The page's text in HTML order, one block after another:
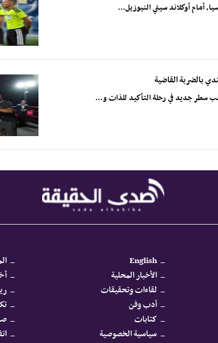
أمام أوكلاند سيتي النيوزيل...
بالضربة القاضية
سطر جديد في رحلة التأكيد للذات و...
English
الأخبار المحلية
لقاءات وتحقيقات
أدب وفن
كتابات
سياسية الخصوصية